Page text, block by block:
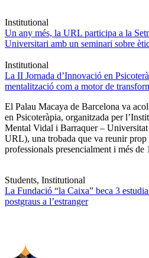
Institutional
Un any més, la URL participa a la
Universitari amb un seminari sobre
Institutional
La II Jornada d’Innovació en
mentalització com a motor de
El Palau Macaya de Barcelona va
en Psicoteràpia, organitzada per
Mental Vidal i Barraquer –
URL), una trobada que va reunir prop
professionals presencialment i més
Students, Institutional
La Fundació “la Caixa” beca 3
postgraus a l’estranger